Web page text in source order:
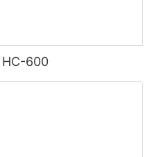
آلة التعبئة والتغليف المتكاملة HC-600